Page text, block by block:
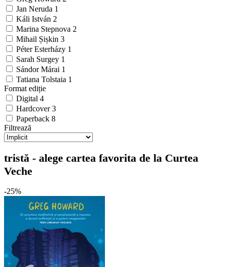
Jan Neruda 1
Káli István 2
Marina Stepnova 2
Mihail Șișkin 3
Péter Esterházy 1
Sarah Surgey 1
Sándor Márai 1
Tatiana Tolstaia 1
Format ediție
Digital 4
Hardcover3
Paperback 8
Filtrează
tristă - alege cartea favorita de la Curtea
Veche
-25%